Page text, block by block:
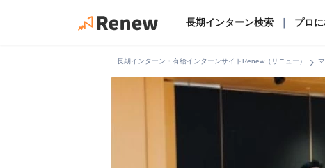
長期インターン検索 プロ
長期インターン・有給インターンサイトRenew（リニュー） chevron_right